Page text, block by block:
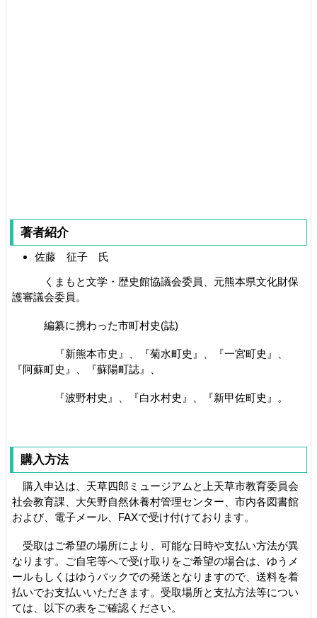
著者紹介
佐藤 征子 氏
くまもと文学・歴史館協議会委員、元熊本県文化財保
護審議会委員。
編纂に携わった市町村史(誌)
『新熊本市史』、『菊水町史』、『一宮町史』、
『阿蘇町史』、『蘇陽町誌』、
『波野村史』、『白水村史』、『新甲佐町史』。
購入方法
購入申込は、天草四郎ミュージアムと上天草市教育委員会
社会教育課、大矢野自然休養村管理センター、市内各図書館
および、電子メール、FAXで受け付けております。
受取はご希望の場所により、可能な日時や支払い方法が異
なります。ご自宅等へで受け取りをご希望の場合は、ゆうメ
ールもしくはゆうパックでの発送となりますので、送料を着
払いでお支払いいただきます。受取場所と支払方法等につい
ては、以下の表をご確認ください。